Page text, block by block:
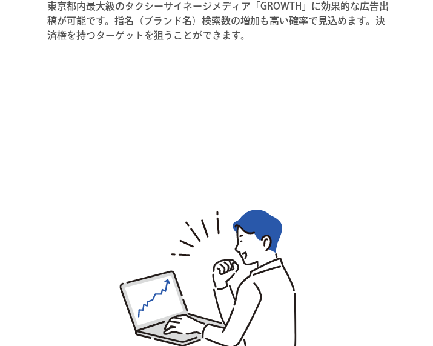
東京都内最大級のタクシーサイネージメディア「GROWTH」に効果的な広告出
稿が可能です。指名（ブランド名）検索数の増加も高い確率で見込めます。決
済権を持つターゲットを狙うことができます。